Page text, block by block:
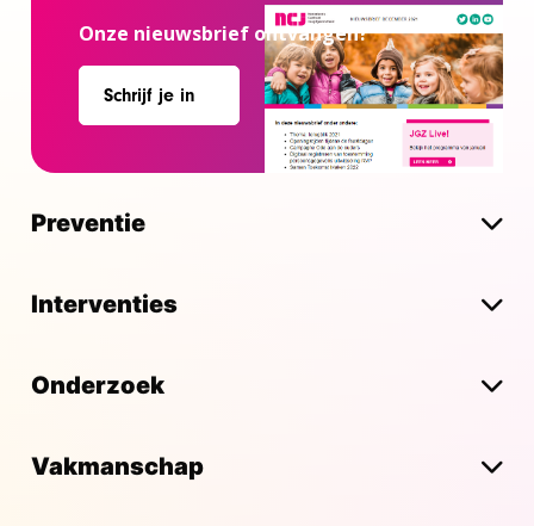
Onze nieuwsbrief ontvangen?
Schrijf je in
Preventie
Interventies
Onderzoek
Vakmanschap